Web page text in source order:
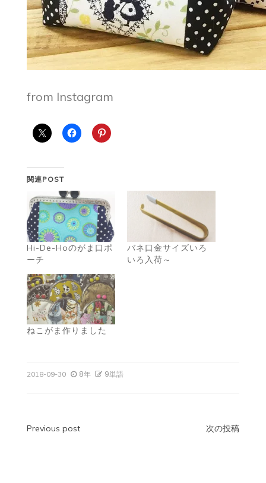
from Instagram
関連POST
Hi-De-Hoのがま口ポ
ーチ
バネ口金サイズいろ
いろ入荷～
ねこがま作りました
2018-09-30 8年 9単語
投
Previous post 次の投稿